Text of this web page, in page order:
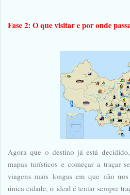
Fase 2: O que visitar e por onde
Agora que o destino já está
mapas turísticos e começar a traçar
viagens mais longas em que não
única cidade, o ideal é tentar sempre